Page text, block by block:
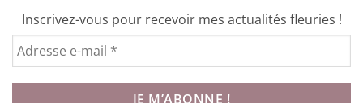
Inscrivez-vous pour recevoir mes actualités fleuries !